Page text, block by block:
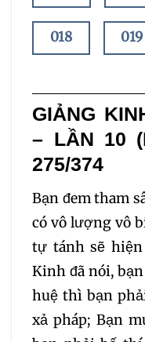
018 019
024
027
030
033
036
GIẢNG
– LẦN 10
275/374
Bạn đem tham
có vô lượng vô
tự tánh sẽ
Kinh đã nói,
huệ thì bạn
xả pháp; Bạn